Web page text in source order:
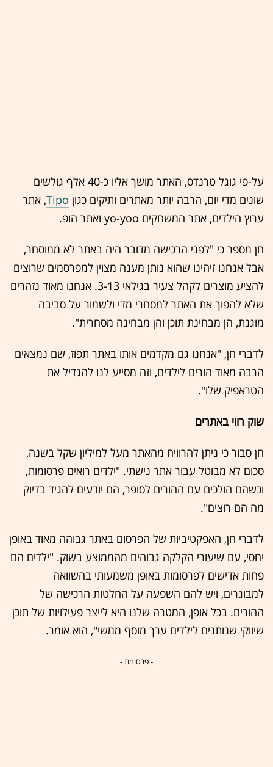
על-פי גוגל טרנדס, האתר מושך אליו כ-40 אלף גולשים
שונים מדי יום, הרבה יותר מאתרים ותיקים כגון Tipo, אתר
ערוץ הילדים, אתר המשחקים yo-yoo ואתר הופ.
חן מספר כי "לפני הרכישה מדובר היה באתר לא ממוסחר,
אבל אנחנו זיהינו שהוא נותן מענה מצוין למפרסמים שרוצים
להציע מוצרים לקהל צעיר בגילאי 3-13. אנחנו מאוד נזהרים
שלא להפוך את האתר למסחרי מדי ולשמור על סביבה
מוגנת, הן מבחינת תוכן והן מבחינה מסחרית".
לדברי חן, "אנחנו גם מקדמים אותו באתר תפוז, שם נמצאים
הרבה מאוד הורים לילדים, וזה מסייע לנו להגדיל את
הטראפיק שלו".
שוק רווי באתרים
חן סבור כי ניתן להרוויח מהאתר מעל למיליון שקל בשנה,
סכום לא מבוטל עבור אתר נישתי. "ילדים רואים פרסומות,
וכשהם הולכים עם ההורים לסופר, הם יודעים להגיד בדיוק
מה הם רוצים".
לדברי חן, האפקטיביות של הפרסום באתר גבוהה מאוד באופן
יחסי, עם שיעורי הקלקה גבוהים מהממוצע בשוק. "ילדים הם
פחות אדישים לפרסומות באופן משמעותי בהשוואה
למבוגרים, ויש להם השפעה על החלטות הרכישה של
ההורים. בכל אופן, המטרה שלנו היא לייצר פעילויות של תוכן
שיווקי שנותנים לילדים ערך מוסף ממשי", הוא אומר.
- פרסומת -